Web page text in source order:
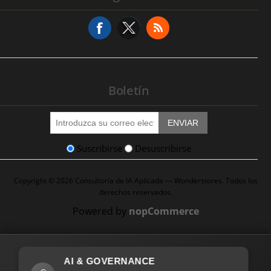
Solicitud de Servicio
Boletín
ENVIAR
Suscribirse Desuscribirse
Copyright © 2026 Consultoría de IA Aplicada — Wonderstores. Todos los
derechos reservados.
Powered by nopCommerce
AI & GOVERNANCE